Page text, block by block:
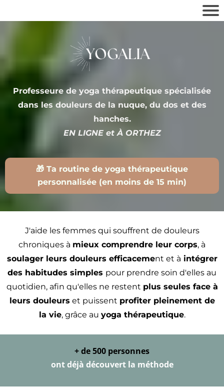
Professeure de yoga thérapeutique spécialisée
dans les douleurs de la nuque, du dos et des
hanches.
EN LIGNE et À ORTHEZ
🎁 Ta routine de yoga thérapeutique
personnalisée (en moins de 15 min)
J'aide les femmes qui souffrent de douleurs
chroniques à mieux comprendre leur corps, à
soulager leurs douleurs efficacement et à intégrer
des habitudes simples pour prendre soin d'elles au
quotidien, afin qu'elles ne restent plus seules face à
leurs douleurs et puissent profiter pleinement de
la vie, grâce au yoga thérapeutique.
+ de 500 personnes
ont déjà découvert la méthode